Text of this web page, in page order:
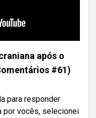
após o
#61)
para responder
por vocês, selecionei